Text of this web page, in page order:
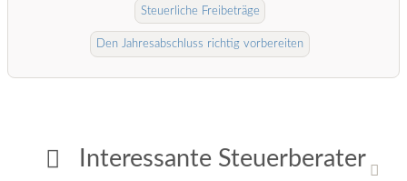
Interessante Steuerberater
Steuerliche Freibeträge
Den Jahresabschluss richtig vorbereiten